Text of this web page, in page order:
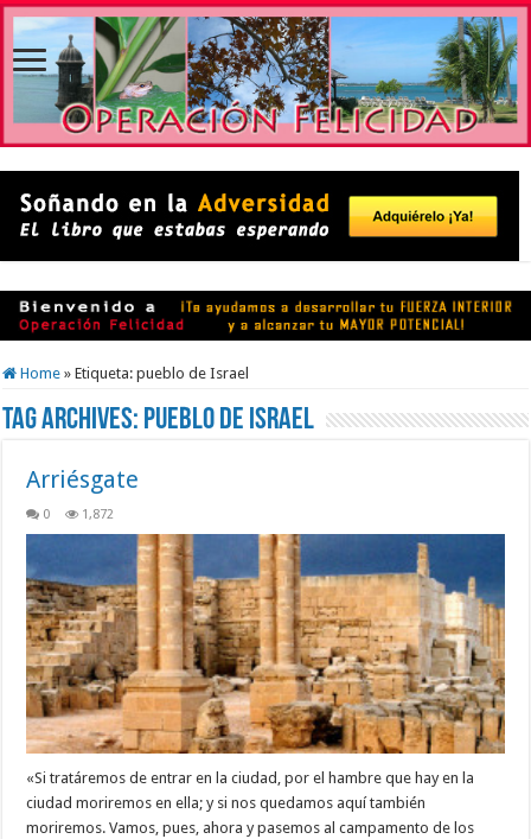
Home » Etiqueta:pueblo de Israel
Tag Archives: pueblo de Israel
Arriésgate
0 1,872
«Si tratáremos de entrar en la ciudad, por el hambre que hay en la
ciudad moriremos en ella; y si nos quedamos aquí también
moriremos. Vamos, pues, ahora y pasemos al campamento de los